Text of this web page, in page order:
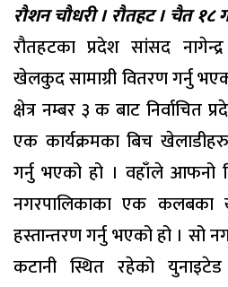
रौशन चौधरी । रौतहट । चैत १८
रौतहटका प्रदेश सांसद
खेलकुद सामाग्री वितरण गर्नु
क्षेत्र नम्बर ३ क बाट निर्वाचित
एक कार्यक्रमका बिच
गर्नु भएको हो । वहाँले आफनो
नगरपालिकाका एक कलबका
हस्तान्तरण गर्नु भएको हो । सो
कटानी स्थित रहेको